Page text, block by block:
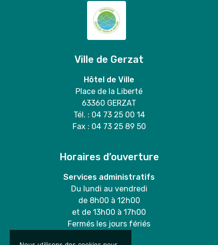
Ville de Gerzat
Hôtel de Ville
Place de la Liberté
63360 GERZAT
Tél. : 04 73 25 00 14
Fax : 04 73 25 89 50
Horaires d’ouverture
Services administratifs
Du lundi au vendredi
de 8h00 à 12h00
et de 13h00 à 17h00
Fermés les jours fériés